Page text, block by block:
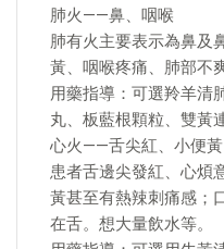
肺火——鼻、咽喉
肺有火主要表示為鼻及
黃、咽喉疼痛、肺部不
用藥指導：可選羚羊清
丸、板藍根顆粒、雙黃
心火——舌尖紅、小便黃
患者舌邊尖發紅、心煩
黃甚至有熱辣刺痛感；
在舌。想大量飲水等。